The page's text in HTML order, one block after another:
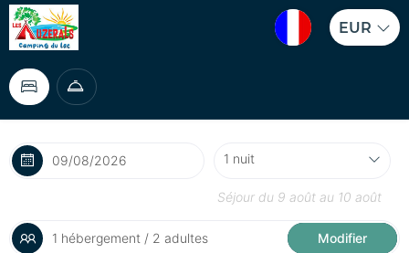
EUR
Séjour du 9 août au 10 août
1 hébergement / 2 adultes Modifier